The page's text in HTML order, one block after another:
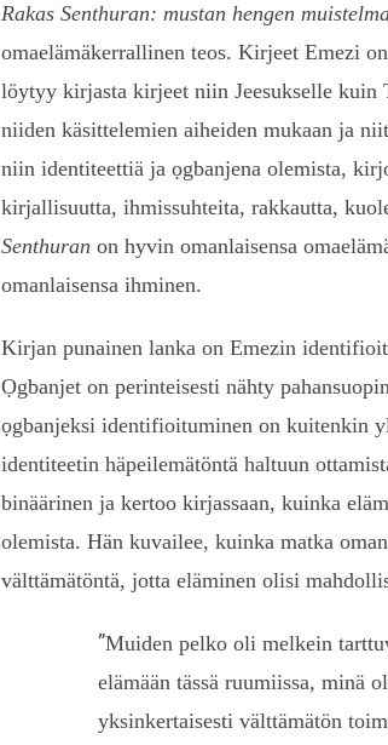
Rakas Senthuran: mustan hengen
omaelämäkerrallinen teos. Kirjeet Emezi
löytyy kirjasta kirjeet niin Jeesukselle
niiden käsittelemien aiheiden mukaan ja
niin identiteettiä ja ọgbanjena olemista,
kirjallisuutta, ihmissuhteita, rakkautta,
Senthuran on hyvin omanlaisensa
omanlaisensa ihminen.
Kirjan punainen lanka on Emezin
Ọgbanjet on perinteisesti nähty
ọgbanjeksi identifioituminen on kuitenkin
identiteetin häpeilemätöntä haltuun
binäärinen ja kertoo kirjassaan, kuinka
olemista. Hän kuvailee, kuinka matka
välttämätöntä, jotta eläminen olisi
”Muiden pelko oli melkein
elämään tässä ruumiissa, minä
yksinkertaisesti välttämätön